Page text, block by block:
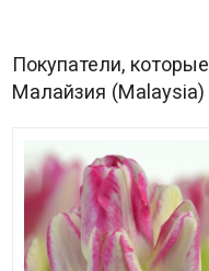
Покупатели,
Малайзия (Malaysia)